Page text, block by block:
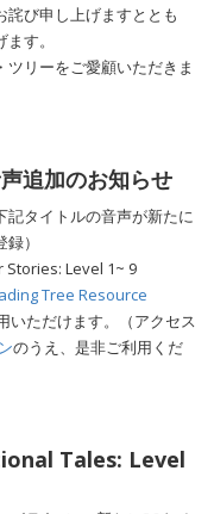
び申し上げますととも
す。
リーをご愛顧いただきま
追加のお知らせ
記タイトルの音声が新たに
）
Level 1~ 9
Tree Resource
いただけます。（アクセス
のうえ、是非ご利用くだ
Tales: Level